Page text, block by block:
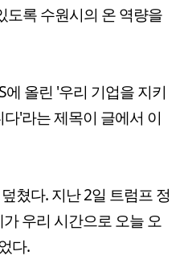
도록 수원시의 온 역량을
올린 '우리 기업을 지키
'라는 제목이 글에서 이
쳤다. 지난 2일 트럼프 정
우리 시간으로 오늘 오
다.